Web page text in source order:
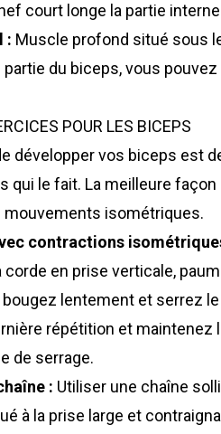
court longe la partie
: Muscle profond situé sous
du biceps, vous
POUR LES BICEPS
développer vos biceps est
qui le fait. La meilleure
isométriques.
contractions
corde en prise verticale,
bougez lentement et serrez
répétition et
de serrage.
: Utiliser une chaîne
à la prise large et